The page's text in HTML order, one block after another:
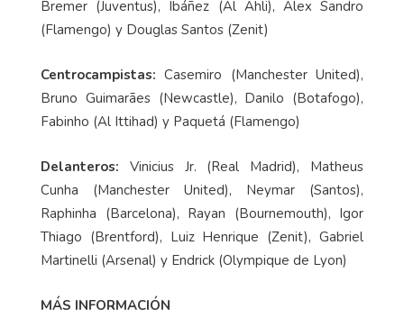
Bremer (Juventus), Ibáñez (Al Ahli), Alex Sandro
(Flamengo) y Douglas Santos (Zenit)
Centrocampistas:Casemiro (Manchester United),
Bruno Guimarães (Newcastle), Danilo (Botafogo),
Fabinho (Al Ittihad) y Paquetá (Flamengo)
Delanteros: Vinicius Jr. (Real Madrid), Matheus
Cunha (Manchester United), Neymar (Santos),
Raphinha (Barcelona), Rayan (Bournemouth), Igor
Thiago (Brentford), Luiz Henrique (Zenit), Gabriel
Martinelli (Arsenal) y Endrick (Olympique de Lyon)
MÁS INFORMACIÓN